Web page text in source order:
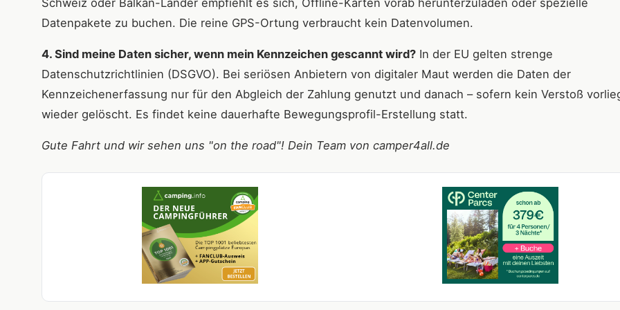
Schweiz oder Balkan-Länder empfiehlt es sich, Offline-Karten vorab herunterzuladen oder spezielle
Datenpakete zu buchen. Die reine GPS-Ortung verbraucht kein Datenvolumen.
4. Sind meine Daten sicher, wenn mein Kennzeichen gescannt wird? In der EU gelten strenge
Datenschutzrichtlinien (DSGVO). Bei seriösen Anbietern von digitaler Maut werden die Daten der
Kennzeichenerfassung nur für den Abgleich der Zahlung genutzt und danach – sofern kein Verstoß
wieder gelöscht. Es findet keine dauerhafte Bewegungsprofil-Erstellung statt.
Gute Fahrt und wir sehen uns "on the road"! Dein Team von camper4all.de